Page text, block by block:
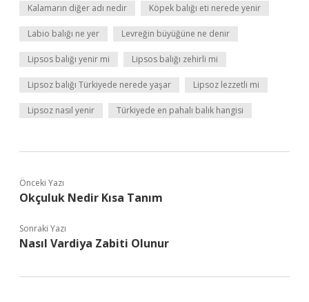
Kalamarın diğer adı nedir Köpek balığı eti nerede yenir
Labio balığı ne yer Levreğin büyüğüne ne denir
Lipsos balığı yenir mi Lipsos balığı zehirli mi
Lipsoz balığı Türkiyede nerede yaşar Lipsoz lezzetli mi
Lipsoz nasıl yenir Türkiyede en pahalı balık hangisi
Önceki Yazı
Okçuluk Nedir Kısa Tanım
Sonraki Yazı
Nasıl Vardiya Zabiti Olunur